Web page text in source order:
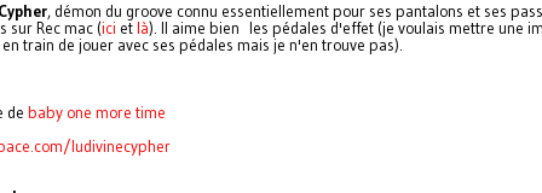
, démon du groove connu essentiellement pour ses pantalons et ses
sur Rec mac (ici etlà). Il aime bien les pédales d'effet (je voulais mettre une
train de jouer avec ses pédales mais je n'en trouve pas).
de baby one more time
ludivinecypher